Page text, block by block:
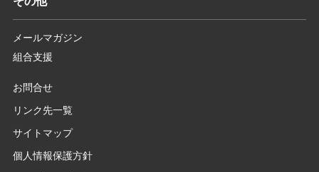
メールマガジン
組合支援
お問合せ
リンク先一覧
サイトマップ
個人情報保護方針